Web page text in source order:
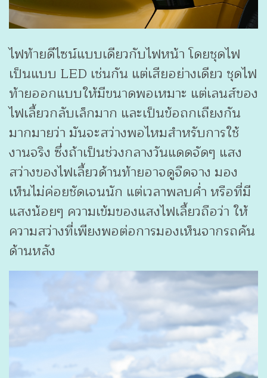
ไฟท้ายดีไซน์แบบเดียวกับไฟหน้า โดยชุดไฟ
เป็นแบบ LED เช่นกัน แต่เสียอย่างเดียว ชุดไฟ
ท้ายออกแบบให้มีขนาดพอเหมาะ แต่เลนส์ของ
ไฟเลี้ยวกลับเล็กมาก และเป็นข้อถกเถียงกัน
มากมายว่า มันจะสว่างพอไหมสำหรับการใช้
งานจริง ซึ่งถ้าเป็นช่วงกลางวันแดดจัดๆ แสง
สว่างของไฟเลี้ยวด้านท้ายอาจดูจืดจาง มอง
เห็นไม่ค่อยชัดเจนนัก แต่เวลาพลบค่ำ หรือที่มี
แสงน้อยๆ ความเข้มของแสงไฟเลี้ยวถือว่า ให้
ความสว่างที่เพียงพอต่อการมองเห็นจากรถคัน
ด้านหลัง